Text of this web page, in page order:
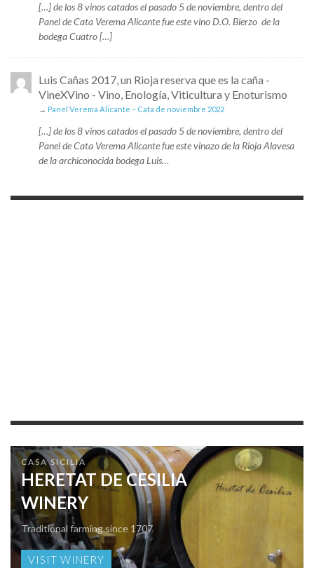
[…] de los 8 vinos catados el pasado 5 de noviembre, dentro del
Panel de Cata Verema Alicante fue este vino D.O. Bierzo de la
bodega Cuatro […]
Luis Cañas 2017, un Rioja reserva que es la caña -
VineXVino - Vino, Enología, Viticultura y Enoturismo
→ Panel Verema Alicante – Cata de noviembre 2022
[…] de los 8 vinos catados el pasado 5 de noviembre, dentro del
Panel de Cata Verema Alicante fue este vinazo de la Rioja Alavesa
de la archiconocida bodega Luis…
CASA SICILIA
HERETAT DE CESILIA
WINERY
Traditional farming since 1707
VISIT WINERY